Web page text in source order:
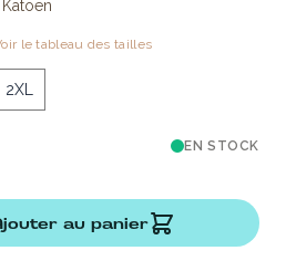
le tableau des tailles
2XL
EN STOCK
au panier